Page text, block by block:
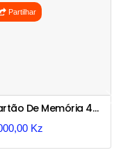
Partilhar
Cartão De Memória 4g Ultra Sd Sandisk+adaptador, Speed 100mbs
Kz